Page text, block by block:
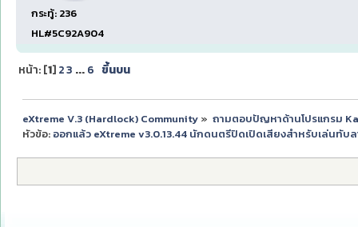
กระทู้: 236
HL#5C92A904
หน้า: [1] 23 ... 6 ขึ้นบน
eXtreme V.3 (Hardlock) Community» ถามตอบปัญหาด้านโปรแกรม
หัวข้อ: ออกแล้ว eXtreme v3.0.13.44 นักดนตรีปิดเปิดเสียงสำหรับเล่นทับ